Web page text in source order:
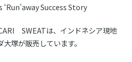
Success Story
SWEATは、インドネシア現地
塚が販売しています。